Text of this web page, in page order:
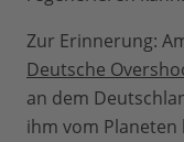
Zur Erinnerung:
Deutsche
an dem
ihm vom